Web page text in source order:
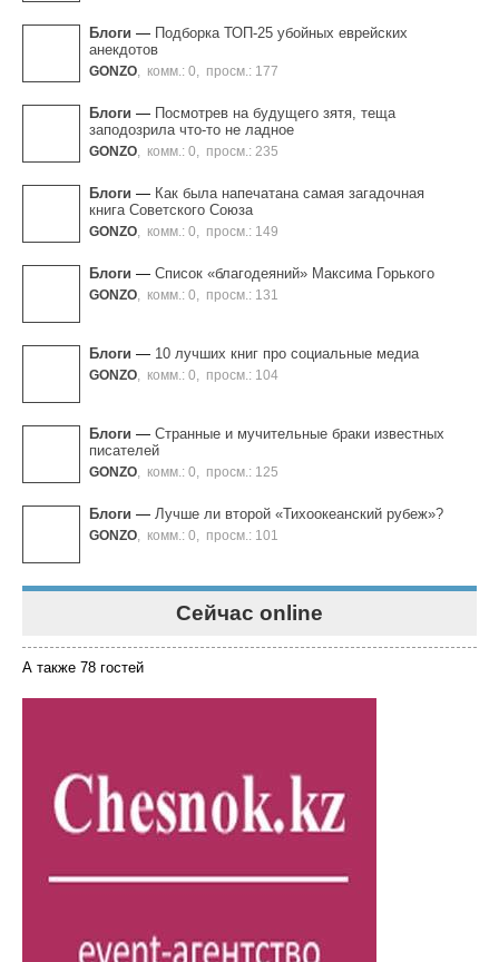
Блоги — Подборка ТОП-25 убойных еврейских
анекдотов
GONZO комм.: 0 просм.: 177
Блоги — Посмотрев на будущего зятя, теща
заподозрила что-то не ладное
GONZO комм.: 0 просм.: 235
Блоги — Как была напечатана самая загадочная
книга Советского Союза
GONZO комм.: 0 просм.: 149
Блоги — Список «благодеяний» Максима Горького
GONZO комм.: 0 просм.: 131
Блоги — 10 лучших книг про социальные медиа
GONZO комм.: 0 просм.: 104
Блоги — Странные и мучительные браки известных
писателей
GONZO комм.: 0 просм.: 125
Блоги — Лучше ли второй «Тихоокеанский рубеж»?
GONZO комм.: 0 просм.: 101
Сейчас online
А также 78 гостей